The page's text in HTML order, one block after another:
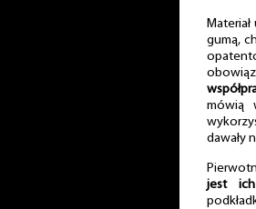
gumą,
mówią
dawały
jest